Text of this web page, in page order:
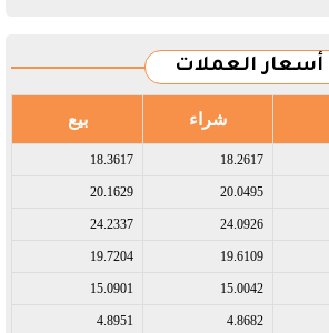
أسعار العملات
شراء بيع
18.2617
18.3617
20.0495
20.1629
24.0926
24.2337
19.6109
19.7204
15.0042
15.0901
4.8682
4.8951